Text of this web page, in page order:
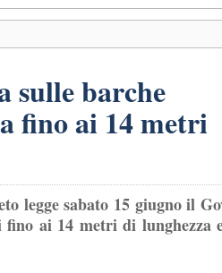
sulle barche
fino ai 14 metri
legge sabato 15 giugno il
fino ai 14 metri di